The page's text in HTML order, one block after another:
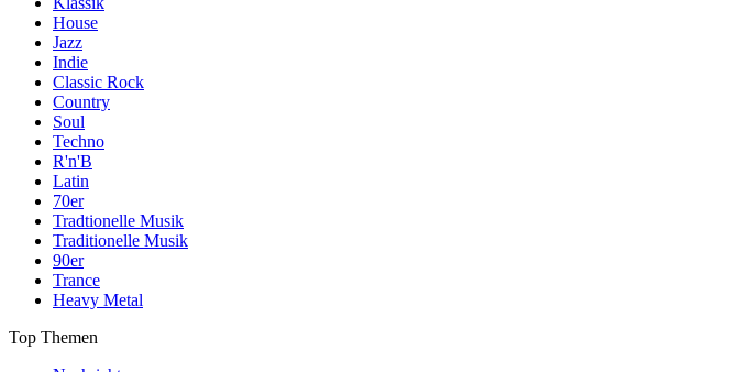
House
Jazz
Indie
Classic Rock
Country
Soul
Techno
R'n'B
Latin
70er
Tradtionelle Musik
Traditionelle Musik
90er
Trance
Heavy Metal
Top Themen